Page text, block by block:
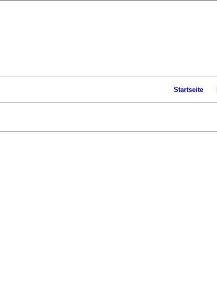
Startseite